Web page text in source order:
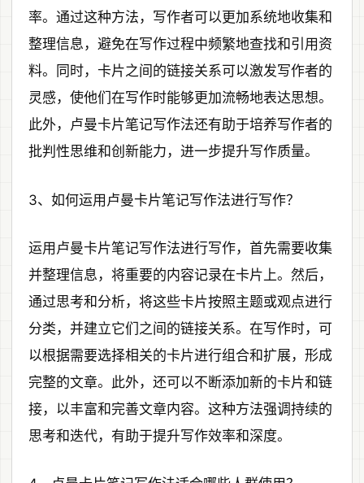
率。通过这种方法，写作者可以更加系统地收集和
整理信息，避免在写作过程中频繁地查找和引用资
料。同时，卡片之间的链接关系可以激发写作者的
灵感，使他们在写作时能够更加流畅地表达思想。
此外，卢曼卡片笔记写作法还有助于培养写作者的
批判性思维和创新能力，进一步提升写作质量。
3、如何运用卢曼卡片笔记写作法进行写作？
运用卢曼卡片笔记写作法进行写作，首先需要收集
并整理信息，将重要的内容记录在卡片上。然后，
通过思考和分析，将这些卡片按照主题或观点进行
分类，并建立它们之间的链接关系。在写作时，可
以根据需要选择相关的卡片进行组合和扩展，形成
完整的文章。此外，还可以不断添加新的卡片和链
接，以丰富和完善文章内容。这种方法强调持续的
思考和迭代，有助于提升写作效率和深度。